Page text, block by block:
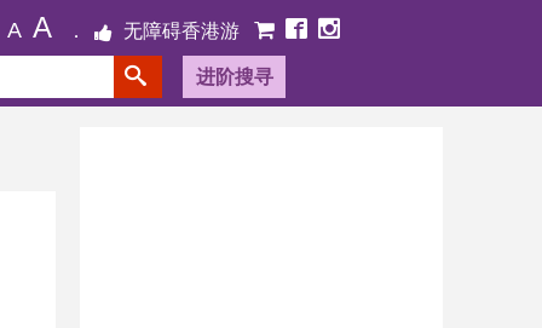
A A 无障碍香港游
进阶搜寻